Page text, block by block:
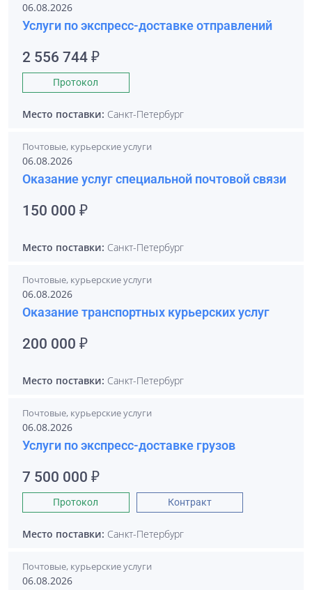
06.08.2026
Услуги по экспресс-доставке отправлений
2 556 744 ₽
Протокол
Место поставки: Санкт-Петербург
Почтовые, курьерские услуги
06.08.2026
Оказание услуг специальной почтовой связи
150 000 ₽
Место поставки: Санкт-Петербург
Почтовые, курьерские услуги
06.08.2026
Оказание транспортных курьерских услуг
200 000 ₽
Место поставки: Санкт-Петербург
Почтовые, курьерские услуги
06.08.2026
Услуги по экспресс-доставке грузов
7 500 000 ₽
Протокол Контракт
Место поставки: Санкт-Петербург
Почтовые, курьерские услуги
06.08.2026